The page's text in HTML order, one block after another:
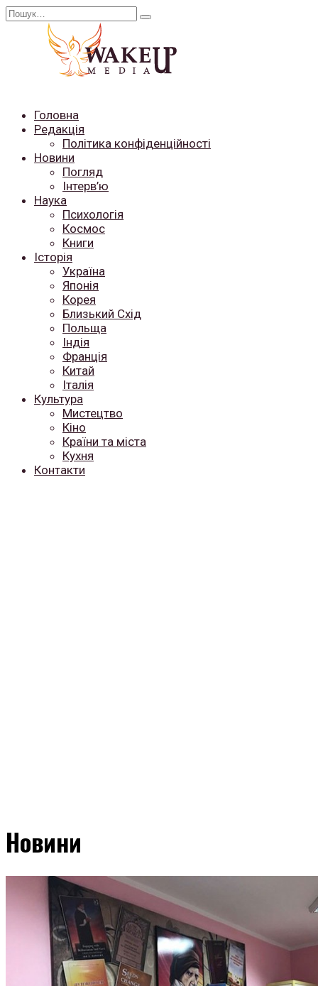
Перейти
Search
Головна
Редакція
Політика конфіденційності
Новини
Погляд
Інтерв’ю
Наука
Психологія
Космос
Книги
Історія
Україна
Японія
Корея
Близький Схід
Польща
Індія
Франція
Китай
Італія
Культура
Мистецтво
Кіно
Країни та міста
Кухня
Контакти
Новини